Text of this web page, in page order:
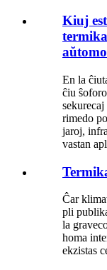
Kiuj
En la
ĉiu
rimedo
jaroj,
vastan
Ĉar
pli
la
homa
ekzistas